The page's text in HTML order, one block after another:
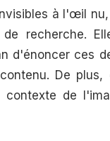
à l'œil
recherche.
d'énoncer ces
De plus,
de